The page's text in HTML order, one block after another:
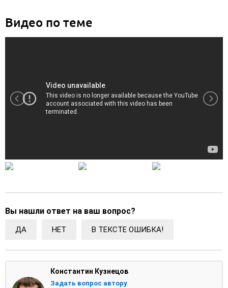
Видео по теме
Вы нашли ответ на ваш вопрос?
ДА НЕТ В ТЕКСТЕ ОШИБКА!
Константин Кузнецов
Задать вопрос автору